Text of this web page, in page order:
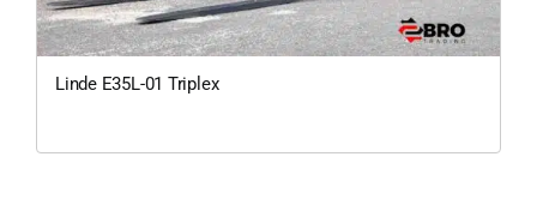
Linde E35L-01 Triplex
200Kg =